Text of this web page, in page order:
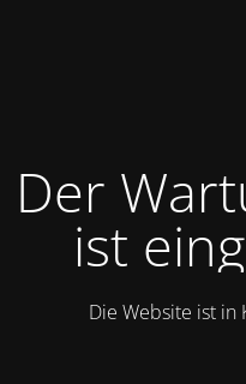
Der
ist
Die Website ist